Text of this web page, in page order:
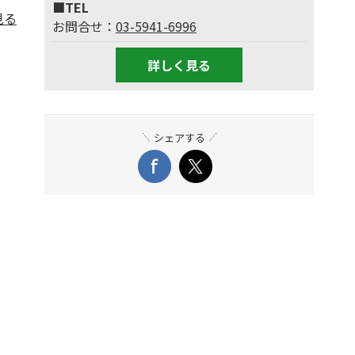
■TEL
お問合せ： 03-5941-6996
詳しく見る
シェアする